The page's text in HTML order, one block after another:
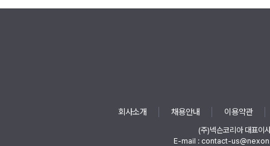
회사소개 채용안내 이용약관
(주)넥슨코리아 대표이
E-mail : contact-